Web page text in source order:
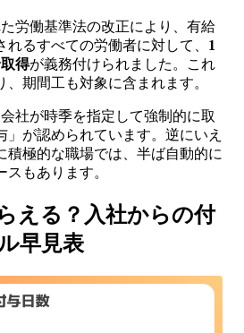
労働基準法の改正により、有給
れるすべての労働者に対して、 1
得が義務付けられました。これ
期間工も対象に含まれます。
社が時季を指定して強制的に取
」が認められています。逆にいえ
積極的な職場では、半ば自動的に
もあります。
える？入社からの付
早見表